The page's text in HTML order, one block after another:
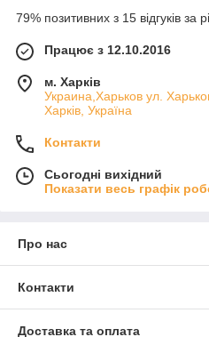
79% позитивних з 15 відгуків за
Працює з 12.10.2016
м. Харків
Украина,Харьков ул.
Харків, Україна
Контакти
Сьогодні вихідний
Показати весь графік
Про нас
Контакти
Доставка та оплата